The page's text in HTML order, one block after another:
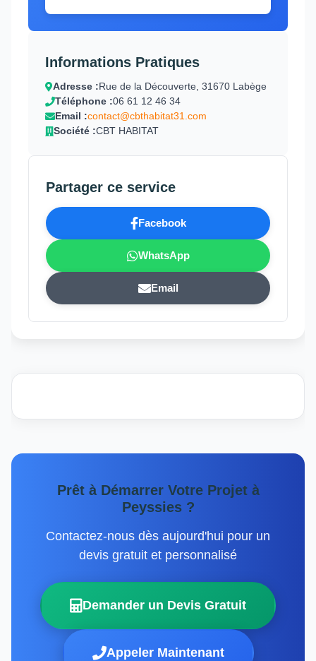
Informations Pratiques
Adresse :Rue de la Découverte, 31670 Labège
Téléphone :06 61 12 46 34
Email :contact@cbthabitat31.com
Société :CBT HABITAT
Partager ce service
Facebook
WhatsApp
Email
Prêt à Démarrer Votre Projet à
Peyssies ?
Contactez-nous dès aujourd'hui pour un
devis gratuit et personnalisé
Demander un Devis Gratuit
Appeler Maintenant